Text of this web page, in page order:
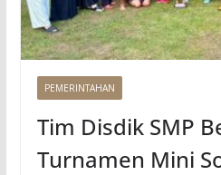
PEMERINTAHAN
Tim Disdik SMP
Turnamen Mini